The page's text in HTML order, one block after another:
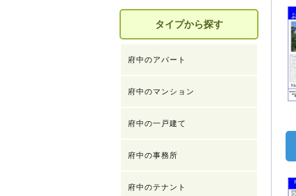
タイプから探す
府中のアパート
府中のマンション
府中の一戸建て
府中の事務所
府中のテナント